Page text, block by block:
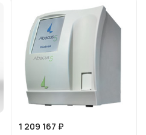
1 209 167 ₽